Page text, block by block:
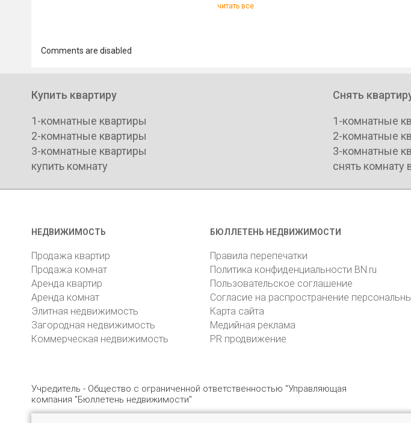
читать все
Comments are disabled
Купить квартиру
1-комнатные квартиры
2-комнатные квартиры
3-комнатные квартиры
купить комнату
Снять
1-комнатные
2-комнатные
3-комнатные
снять комнату
НЕДВИЖИМОСТЬ
Продажа квартир
Продажа комнат
Аренда квартир
Аренда комнат
Элитная недвижимость
Загородная недвижимость
Коммерческая недвижимость
БЮЛЛЕТЕНЬ НЕДВИЖИМОСТИ
Правила перепечатки
Политика конфиденциальности BN.ru
Пользовательское соглашение
Согласие на распространение
Карта сайта
Медийная реклама
PR продвижение
Учредитель - Общество с ограниченной ответственностью "Управляющая
компания "Бюллетень недвижимости"